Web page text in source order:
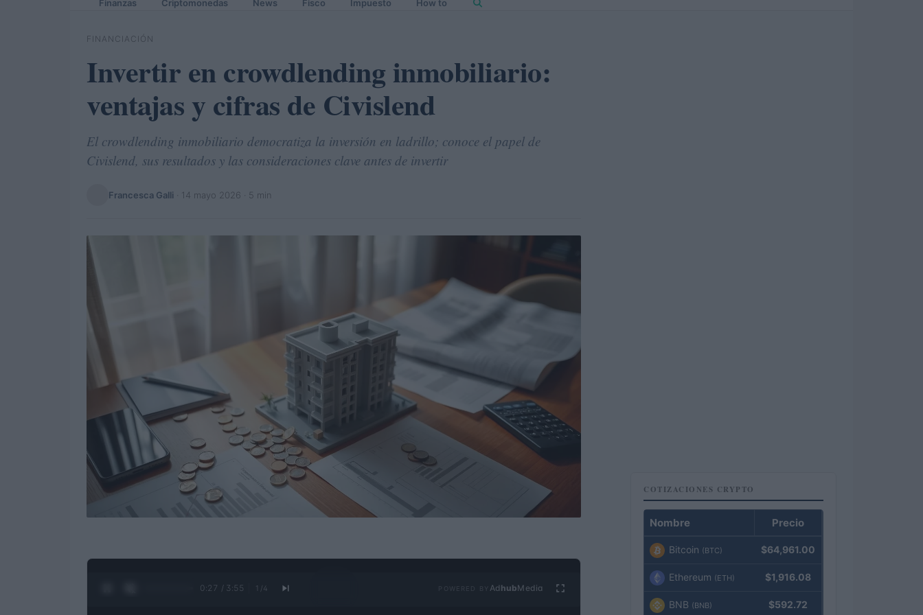
Finanzas Criptomonedas News Fisco Impuesto How to
FINANCIACIÓN
Invertir en crowdlending inmobiliario:
ventajas y cifras de Civislend
El crowdlending inmobiliario democratiza la inversión en ladrillo; conoce el papel de
Civislend, sus resultados y las consideraciones clave antes de invertir
Francesca Galli 14 mayo 2026 · 5 min
0:28 / 3:55 1 /4 Ad hubMedia
COTIZACIONES CRYPTO
Nombre Precio
Bitcoin (BTC) $64,961.00
Ethereum (ETH) $1,916.08
BNB (BNB) $592.72